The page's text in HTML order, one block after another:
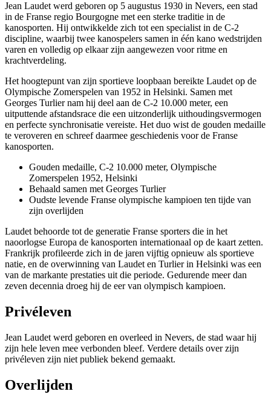
Jean Laudet werd geboren op 5 augustus 1930 in Nevers, een stad
in de Franse regio Bourgogne met een sterke traditie in de
kanosporten. Hij ontwikkelde zich tot een specialist in de C-2
discipline, waarbij twee kanospelers samen in één kano wedstrijden
varen en volledig op elkaar zijn aangewezen voor ritme en
krachtverdeling.
Het hoogtepunt van zijn sportieve loopbaan bereikte Laudet op de
Olympische Zomerspelen van 1952 in Helsinki. Samen met
Georges Turlier nam hij deel aan de C-2 10.000 meter, een
uitputtende afstandsrace die een uitzonderlijk uithoudingsvermogen
en perfecte synchronisatie vereiste. Het duo wist de gouden medaille
te veroveren en schreef daarmee geschiedenis voor de Franse
kanosporten.
Gouden medaille, C-2 10.000 meter, Olympische
Zomerspelen 1952, Helsinki
Behaald samen met Georges Turlier
Oudste levende Franse olympische kampioen ten tijde van
zijn overlijden
Laudet behoorde tot de generatie Franse sporters die in het
naoorlogse Europa de kanosporten internationaal op de kaart zetten.
Frankrijk profileerde zich in de jaren vijftig opnieuw als sportieve
natie, en de overwinning van Laudet en Turlier in Helsinki was een
van de markante prestaties uit die periode. Gedurende meer dan
zeven decennia droeg hij de eer van olympisch kampioen.
Privéleven
Jean Laudet werd geboren en overleed in Nevers, de stad waar hij
zijn hele leven mee verbonden bleef. Verdere details over zijn
privéleven zijn niet publiek bekend gemaakt.
Overlijden